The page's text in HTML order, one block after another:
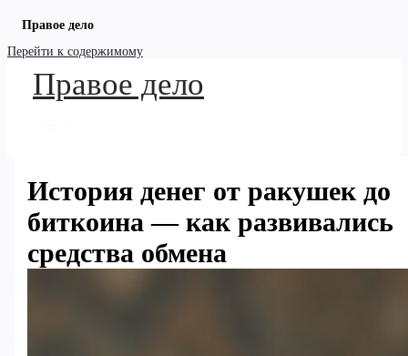
Правое дело
Перейти к содержимому
Правое дело
История денег от ракушек до
биткоина — как развивались
средства обмена